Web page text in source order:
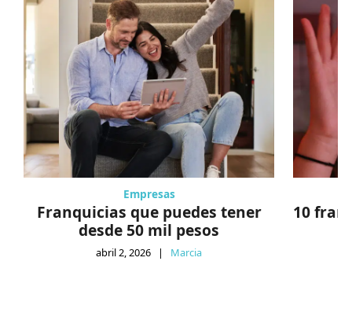
Empresas
Franquicias que puedes tener
desde 50 mil pesos
abril 2, 2026 | Marcia
10